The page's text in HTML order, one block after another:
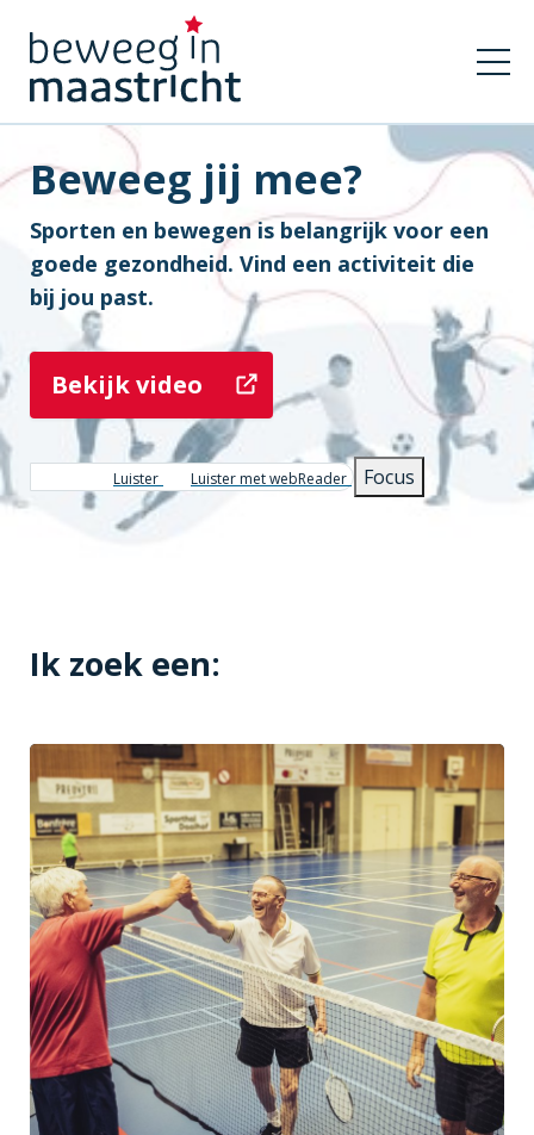
Beweeg jij mee?
Sporten en bewegen is belangrijk voor een
goede gezondheid. Vind een activiteit die
bij jou past.
Bekijk video
Luister Luister met webReader Focus
Ik zoek een: